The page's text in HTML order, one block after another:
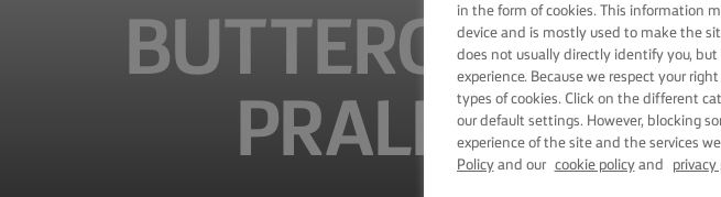
BUTTERCREAM
PRALINÉ DE
in the form of cookies. This information
device and is mostly used to make the
does not usually directly identify you,
experience. Because we respect your
types of cookies. Click on the different
our default settings. However, blocking
experience of the site and the services
Policyand our cookie policyand privacy